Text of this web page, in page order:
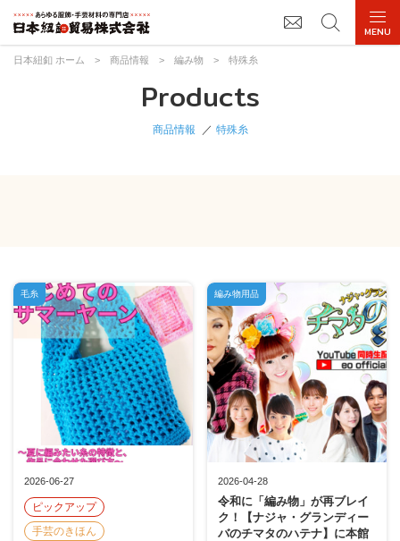
日本紐釦 ホーム > 商品情報 > 編み物 > 特殊糸
Products
商品情報 特殊糸
2026-06-27
ピックアップ
手芸のきほん
毛糸
2026-04-28
令和に「編み物」が再ブレイ
ク！【ナジャ・グランディー
バのチマタのハテナ】に本館
編み物用品